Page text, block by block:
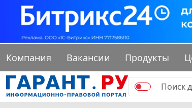
Компания Вакансии Продукты